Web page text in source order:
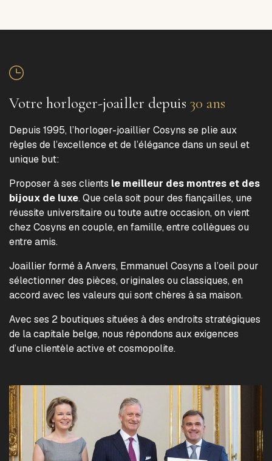
Votre horloger-joailler depuis 30 ans
Depuis 1995, l’horloger-joaillier Cosyns se plie aux
règles de l’excellence et de l’élégance dans un seul et
unique but:
Proposer à ses clients le meilleur des montres et des
bijoux de luxe. Que cela soit pour des fiançailles, une
réussite universitaire ou toute autre occasion, on vient
chez Cosyns en couple, en famille, entre collègues ou
entre amis.
Joaillier formé à Anvers, Emmanuel Cosyns a l’oeil pour
sélectionner des pièces, originales ou classiques, en
accord avec les valeurs qui sont chères à sa maison.
Avec ses 2 boutiques situées à des endroits stratégiques
de la capitale belge, nous répondons aux exigences
d’une clientèle active et cosmopolite.